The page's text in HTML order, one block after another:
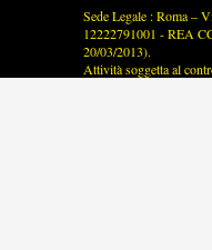
Sede Legale : Roma –
12222791001 - REA
20/03/2013).
Attività soggetta al